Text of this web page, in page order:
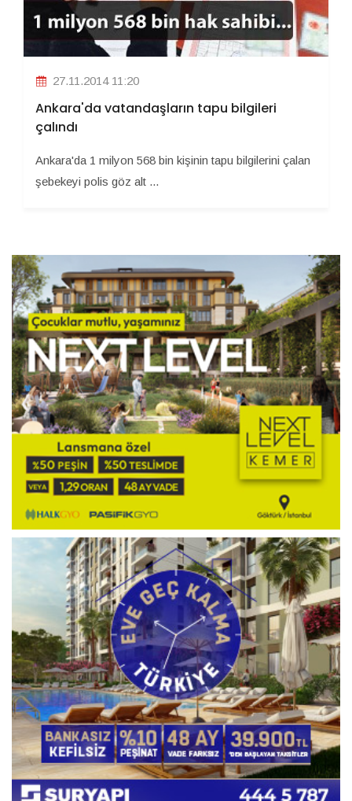
27.11.2014 11:20
Ankara'da vatandaşların tapu bilgileri
çalındı
Ankara'da 1 milyon 568 bin kişinin tapu bilgilerini çalan
şebekeyi polis göz alt ...